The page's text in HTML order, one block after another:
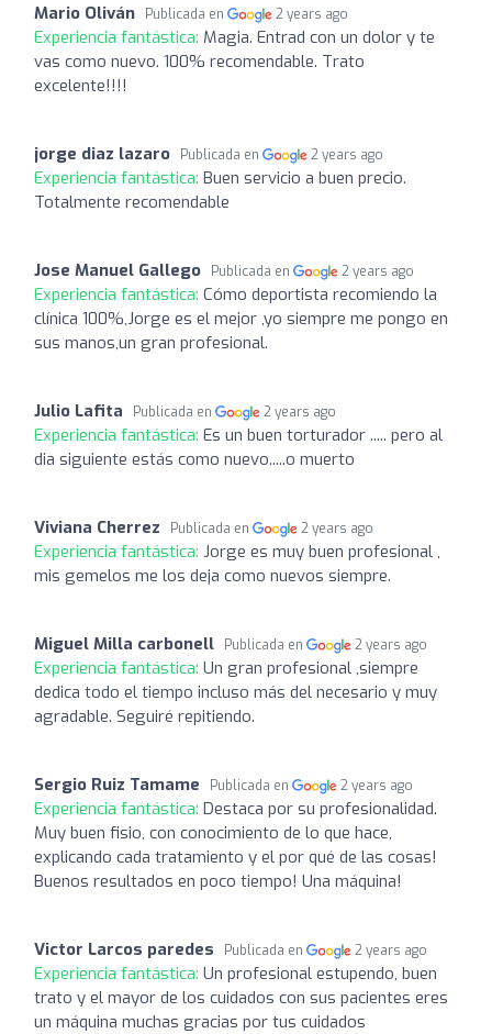
Mario Oliván Publicada en 2 years ago
Experiencia fantástica: Magia. Entrad con un dolor y te
vas como nuevo. 100% recomendable. Trato
excelente!!!!
jorge diaz lazaro Publicada en 2 years ago
Experiencia fantástica: Buen servicio a buen precio.
Totalmente recomendable
Jose Manuel Gallego Publicada en 2 years ago
Experiencia fantástica: Cómo deportista recomiendo la
clínica 100%,Jorge es el mejor ,yo siempre me pongo en
sus manos,un gran profesional.
Julio Lafita Publicada en 2 years ago
Experiencia fantástica: Es un buen torturador ..... pero al
dia siguiente estás como nuevo.....o muerto
Viviana Cherrez Publicada en 2 years ago
Experiencia fantástica: Jorge es muy buen profesional ,
mis gemelos me los deja como nuevos siempre.
Miguel Milla carbonell Publicada en 2 years ago
Experiencia fantástica: Un gran profesional ,siempre
dedica todo el tiempo incluso más del necesario y muy
agradable. Seguiré repitiendo.
Sergio Ruiz Tamame Publicada en 2 years ago
Experiencia fantástica: Destaca por su profesionalidad.
Muy buen fisio, con conocimiento de lo que hace,
explicando cada tratamiento y el por qué de las cosas!
Buenos resultados en poco tiempo! Una máquina!
Victor Larcos paredes Publicada en 2 years ago
Experiencia fantástica: Un profesional estupendo, buen
trato y el mayor de los cuidados con sus pacientes eres
un máquina muchas gracias por tus cuidados